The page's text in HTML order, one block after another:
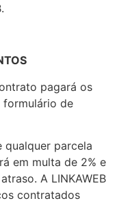
pagará os
formulário de
qualquer parcela
em multa de 2% e
A LINKAWEB
contratados